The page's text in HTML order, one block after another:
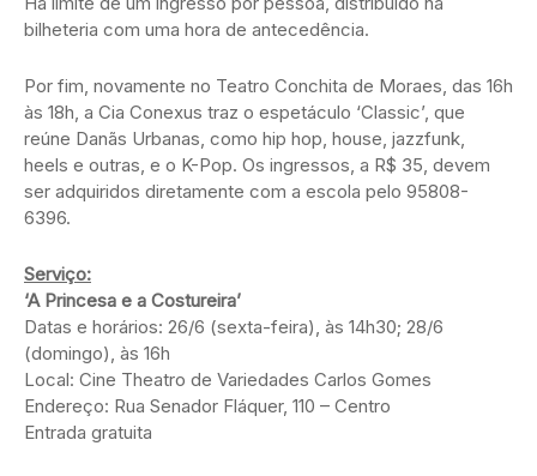
bilheteria com uma hora de antecedência.
Por fim, novamente no Teatro Conchita de Moraes, das 16h
às 18h, a Cia Conexus traz o espetáculo ‘Classic’, que
reúne Danãs Urbanas, como hip hop, house, jazzfunk,
heels e outras, e o K-Pop. Os ingressos, a R$ 35, devem
ser adquiridos diretamente com a escola pelo 95808-
6396.
Serviço:
‘A Princesa e a Costureira’
Datas e horários: 26/6 (sexta-feira), às 14h30; 28/6
(domingo), às 16h
Local: Cine Theatro de Variedades Carlos Gomes
Endereço: Rua Senador Fláquer, 110 – Centro
Entrada gratuita